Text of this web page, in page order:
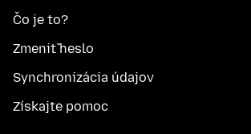
Čo je to?
Zmeniť heslo
Synchronizácia údajov
Získajte pomoc